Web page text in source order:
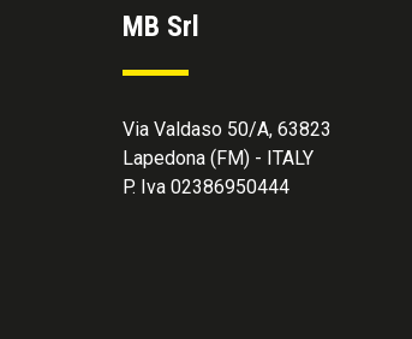
MB Srl
Via Valdaso 50/A, 63823
Lapedona (FM) - ITALY
P. Iva 02386950444